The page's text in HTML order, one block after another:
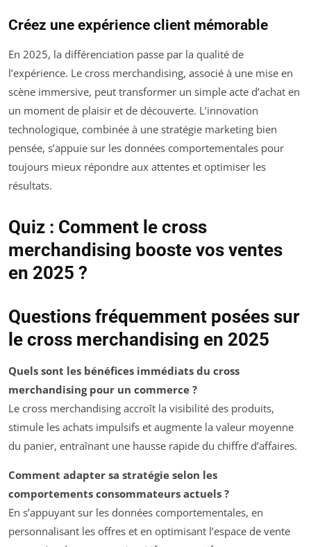
Créez une expérience client mémorable
En 2025, la différenciation passe par la qualité de
l’expérience. Le cross merchandising, associé à une mise en
scène immersive, peut transformer un simple acte d’achat en
un moment de plaisir et de découverte. L’innovation
technologique, combinée à une stratégie marketing bien
pensée, s’appuie sur les données comportementales pour
toujours mieux répondre aux attentes et optimiser les
résultats.
Quiz : Comment le cross
merchandising booste vos ventes
en 2025 ?
Questions fréquemment posées sur
le cross merchandising en 2025
Quels sont les bénéfices immédiats du cross
merchandising pour un commerce ?
Le cross merchandising accroît la visibilité des produits,
stimule les achats impulsifs et augmente la valeur moyenne
du panier, entraînant une hausse rapide du chiffre d’affaires.
Comment adapter sa stratégie selon les
comportements consommateurs actuels ?
En s’appuyant sur les données comportementales, en
personnalisant les offres et en optimisant l’espace de vente